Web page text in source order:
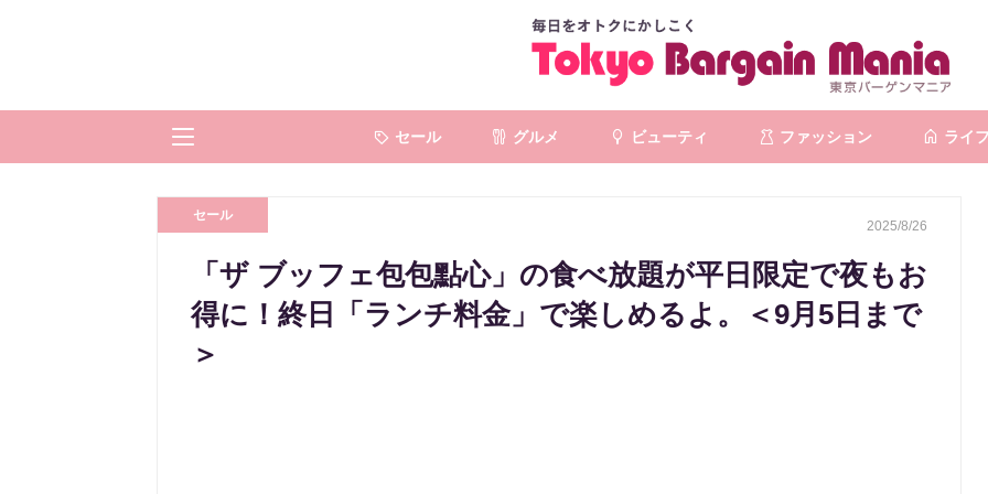
セール グルメ ビューティ ファッション ライフ
セール
2025/8/26
「ザ ブッフェ包包點心」の食べ放題が平日限定で夜もお
得に！終日「ランチ料金」で楽しめるよ。＜9月5日まで
＞